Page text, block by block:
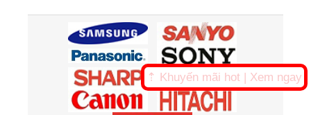
⇡ Khuyến mãi hot | Xem ngay